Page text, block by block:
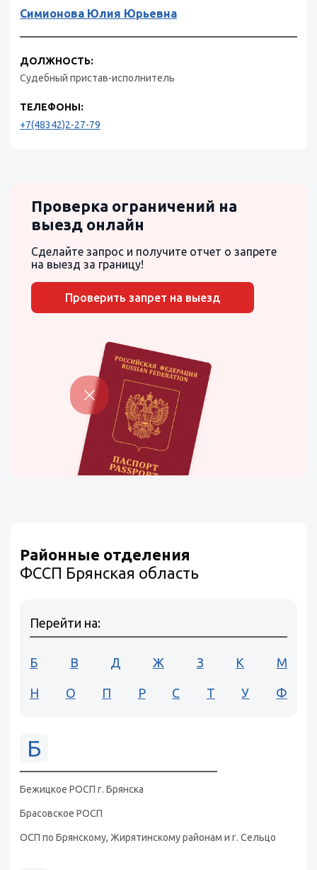
Симионова Юлия Юрьевна
ДОЛЖНОСТЬ:
Судебный пристав-исполнитель
ТЕЛЕФОНЫ:
+7(48342)2-27-79
Проверка ограничений на
выезд онлайн
Сделайте запрос и получите отчет о запрете
на выезд за границу!
Проверить запрет на выезд
Районные отделения
ФССП Брянская область
Перейти на:
Б В Д Ж З К М
Н О П Р С Т У Ф
Б
Бежицкое РОСП г. Брянска
Брасовское РОСП
ОСП по Брянскому, Жирятинскому районам и г. Сельцо